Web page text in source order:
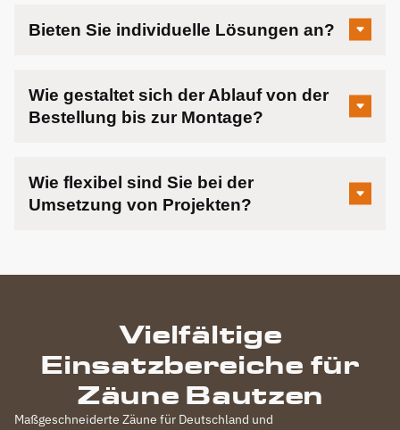
Bieten Sie individuelle Lösungen an?
Wie gestaltet sich der Ablauf von der
Bestellung bis zur Montage?
Wie flexibel sind Sie bei der
Umsetzung von Projekten?
Vielfältige
Einsatzbereiche für
Zäune Bautzen
Maßgeschneiderte Zäune für Deutschland und